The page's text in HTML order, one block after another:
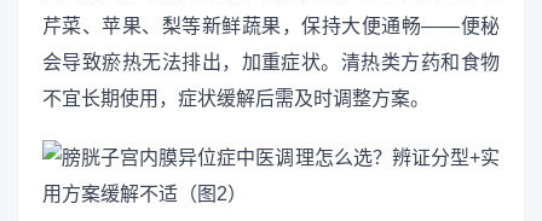
芹菜、苹果、梨等新鲜蔬果，保持大便通畅——便秘
会导致瘀热无法排出，加重症状。清热类方药和食物
不宜长期使用，症状缓解后需及时调整方案。